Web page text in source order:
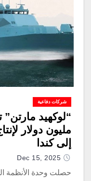
شركات دفاعية
إلى كندا
Dec 15, 2025
حصلت وحدة الأنظمة